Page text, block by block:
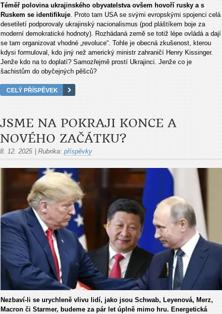
Téměř polovina ukrajinského obyvatelstva ovšem hovoří rusky a s
Ruskem se identifikuje . Proto tam USA se svými evropskými spojenci celá
desetiletí podporovaly ukrajinský nacionalismus (pod pláštíkem boje za
moderní demokratické hodnoty). Rozhádaná země se totiž lépe ovládá a dají
se tam organizovat vhodné „revoluce“. Tohle je obecná zkušenost, kterou
kdysi formuloval, kdo jiný než americký ministr zahraničí Henry Kissinger.
Jenže kdo na to doplatí? Samozřejmě prostí Ukrajinci. Jenže co je
šachistům do obyčejných pěšců?
CELÝ PŘÍSPĚVEK
JSME NA POKRAJI KONCE A
NOVÉHO ZAČÁTKU?
8. 12. 2025 Rubrika: příspěvky
Nezbaví-li se urychleně vlivu lidí, jako jsou Schwab, Leyenová, Merz,
Macron či Starmer, budeme za pár let úplně mimo hru. Energetická